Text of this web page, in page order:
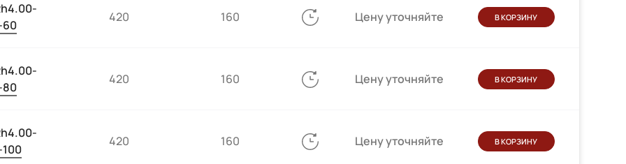
420 160 Цену уточняйте В КОРЗИНУ
420 160 Цену уточняйте В КОРЗИНУ
420 160 Цену уточняйте В КОРЗИНУ